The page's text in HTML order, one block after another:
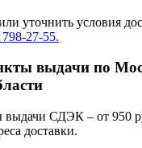
или уточнить условия
27-55.
выдачи по
выдачи СДЭК – от 950
доставки.